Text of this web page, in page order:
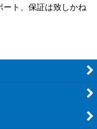
ート、保証は致しかね